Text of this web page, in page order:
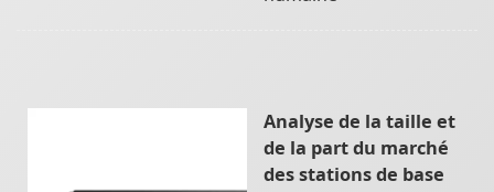
Analyse de la taille et
de la part du marché
des stations de base